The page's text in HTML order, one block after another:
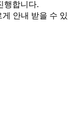
행합니다.
안내 받을 수 있